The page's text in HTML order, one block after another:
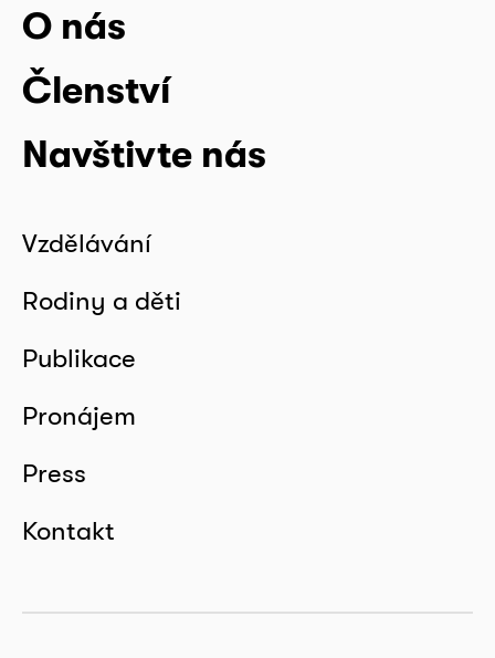
O nás
Členství
Navštivte nás
Vzdělávání
Rodiny a děti
Publikace
Pronájem
Press
Kontakt